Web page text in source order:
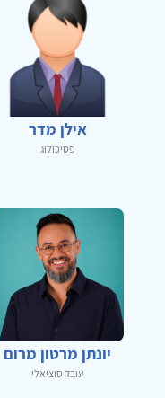
אילן מדר
פסיכולוג
יונתן מרטון מרום
עובד סוציאלי